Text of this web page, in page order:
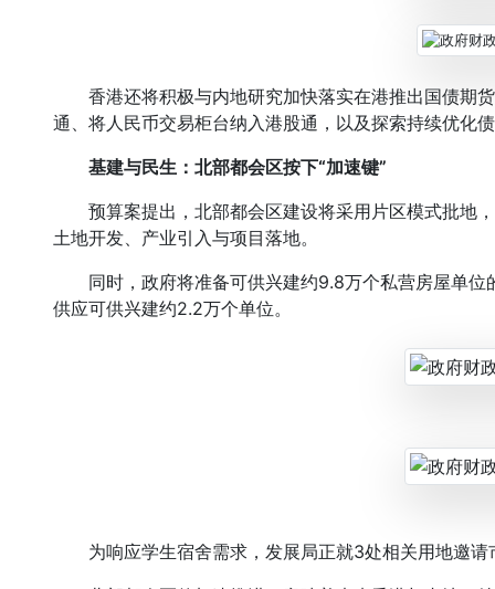
香港还将积极与内地研究加快落实在港推出国债期
通、将人民币交易柜台纳入港股通，以及探索持续优化
基建与民生：北部都会区按下“加速键”
预算案提出，北部都会区建设将采用片区模式批地
土地开发、产业引入与项目落地。
同时，政府将准备可供兴建约9.8万个私营房屋单位
供应可供兴建约2.2万个单位。
为响应学生宿舍需求，发展局正就3处相关用地邀请